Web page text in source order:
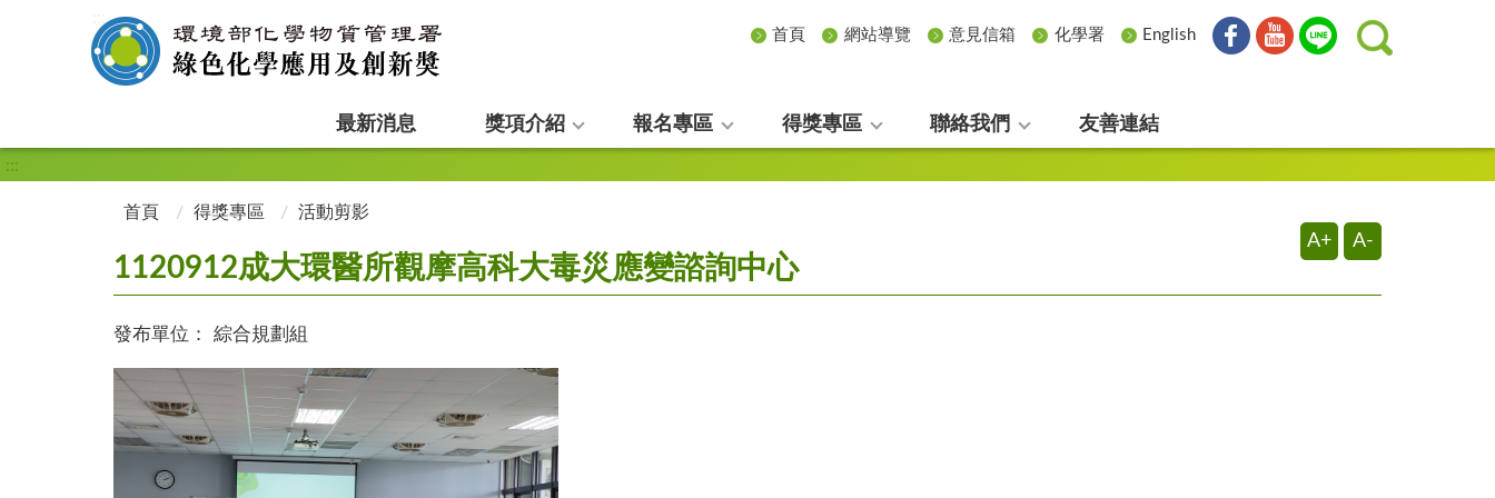
首頁 網站導覽 意見信箱 化學署 English
:::
最新消息 獎項介紹 報名專區 得獎專區 聯絡我們 友善連結
:::
首頁 得獎專區 活動剪影
A+ A-
1120912成大環醫所觀摩高科大毒災應變諮詢中心
發布單位： 綜合規劃組